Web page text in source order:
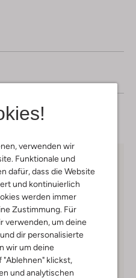
verwenden wir
Funktionale und
dafür, dass die Website
und kontinuierlich
werden immer
Zustimmung. Für
verwenden, um deine
dir personalisierte
wir um deine
"Ablehnen" klickst,
und analytischen
Look